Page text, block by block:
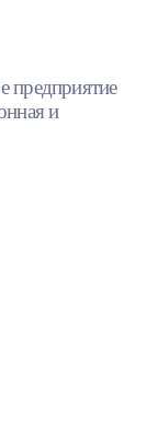
предприятие
и